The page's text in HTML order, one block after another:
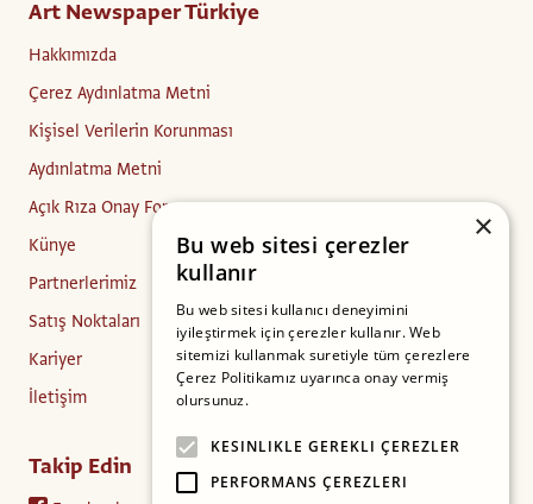
Art Newspaper Türkiye
Hakkımızda
Çerez Aydınlatma Metni
Kişisel Verilerin Korunması
Aydınlatma Metni
Açık Rıza Onay Formu
Künye
Partnerlerimiz
Satış Noktaları
Kariyer
İletişim
Takip Edin
×
Bu web sitesi çerezler
kullanır
Bu web sitesi kullanıcı deneyimini
iyileştirmek için çerezler kullanır. Web
sitemizi kullanmak suretiyle tüm çerezlere
Çerez Politikamız uyarınca onay vermiş
olursunuz.
KESINLIKLE GEREKLI ÇEREZLER
PERFORMANS ÇEREZLERI